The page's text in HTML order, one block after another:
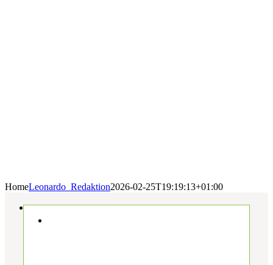
HomeLeonardo_Redaktion2026-02-25T19:19:13+01:00